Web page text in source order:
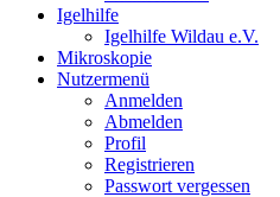
Igelhilfe
Igelhilfe Wildau e.V.
Mikroskopie
Nutzermenü
Anmelden
Abmelden
Profil
Registrieren
Passwort vergessen